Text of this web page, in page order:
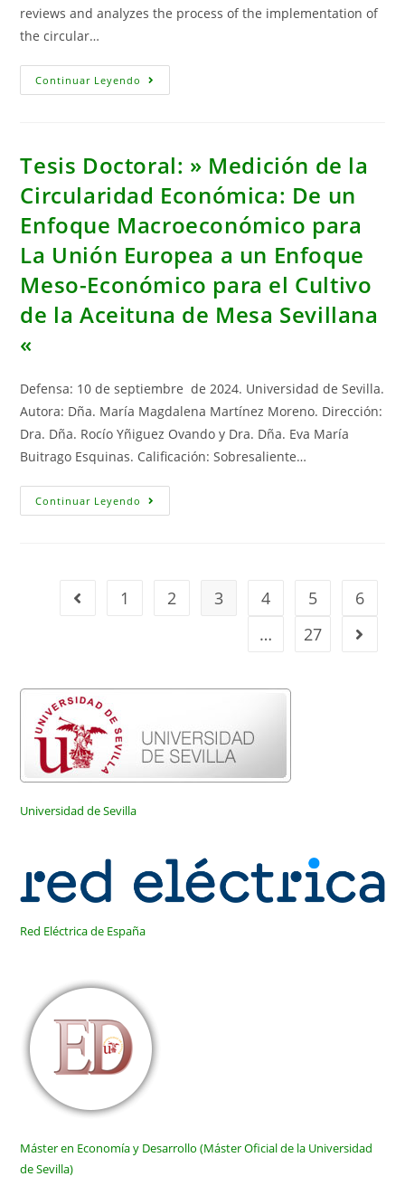
reviews and analyzes the process of the implementation of
the circular…
Continuar Leyendo Implementing
The
European
Union
Spain:
Links
To
The
Carbon
Transition
Tesis Doctoral: » Medición de la
Circularidad Económica: De un
Enfoque Macroeconómico para
La Unión Europea a un Enfoque
Meso-Económico para el Cultivo
de la Aceituna de Mesa Sevillana
«
Defensa: 10 de septiembre de 2024. Universidad de Sevilla.
Autora: Dña. María Magdalena Martínez Moreno. Dirección:
Dra. Dña. Rocío Yñiguez Ovando y Dra. Dña. Eva María
Buitrago Esquinas. Calificación: Sobresaliente…
Continuar Leyendo Tesis
Doctoral:
Económica:
Europea
Enfoque
Meso-
Económico
Para
El
Mesa
Sevillana
«
Ir a la página anterior
1 2 3 4 5
6
…
27 Ir a la
Universidad de Sevilla
Red Eléctrica de España
Máster en Economía y Desarrollo (Máster Oficial de la Universidad
de Sevilla)